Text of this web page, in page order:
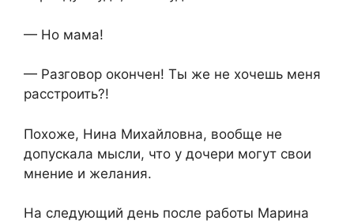
— Но мама!
— Разговор окончен! Ты же не хочешь меня
расстроить?!
Похоже, Нина Михайловна, вообще не
допускала мысли, что у дочери могут свои
мнение и желания.
На следующий день после работы Марина